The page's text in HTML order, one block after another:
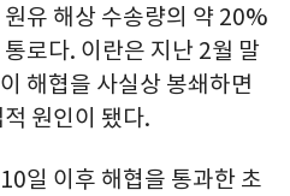
유 해상 수송량의 약 20%
로다. 이란은 지난 2월 말
해협을 사실상 봉쇄하면
원인이 됐다.
일 이후 해협을 통과한 초